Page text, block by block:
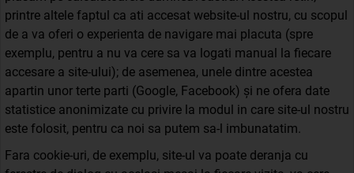
printre altele faptul ca ati accesat website-ul nostru, cu scopul
de a va oferi o experienta de navigare mai placuta (spre
exemplu, pentru a nu va cere sa va logati manual la fiecare
accesare a site-ului); de asemenea, unele dintre acestea
apartin unor terte parti (Google, Facebook) și ne ofera date
statistice anonimizate cu privire la modul in care site-ul nostru
este folosit, pentru ca noi sa putem sa-l imbunatatim.
Fara cookie-uri, de exemplu, site-ul va poate deranja cu